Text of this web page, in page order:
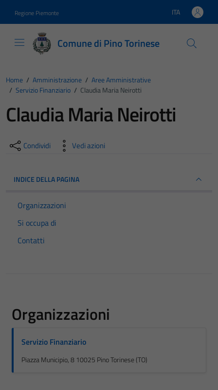
Regione Piemonte Lingua attiva:
ITA
Comune di Pino Torinese
Home / Amministrazione / Aree Amministrative
/ Servizio Finanziario / Claudia Maria Neirotti
Claudia Maria Neirotti
Condividi Vedi azioni
INDICE DELLA PAGINA
Organizzazioni
Si occupa di
Contatti
Organizzazioni
Servizio Finanziario
Piazza Municipio, 8 10025 Pino Torinese (TO)